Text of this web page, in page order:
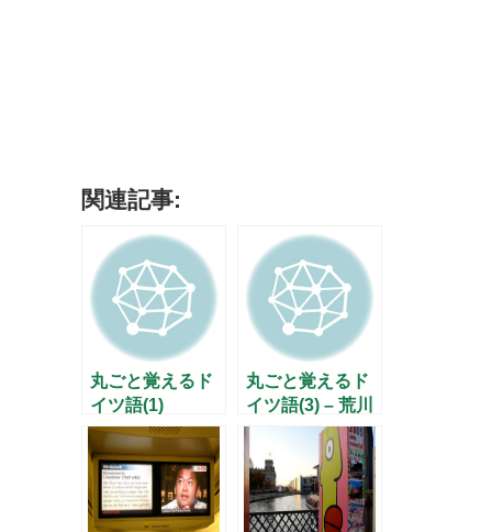
関連記事:
丸ごと覚えるド
イツ語(1)
丸ごと覚えるド
イツ語(3) – 荒川
静香の金メダル
–